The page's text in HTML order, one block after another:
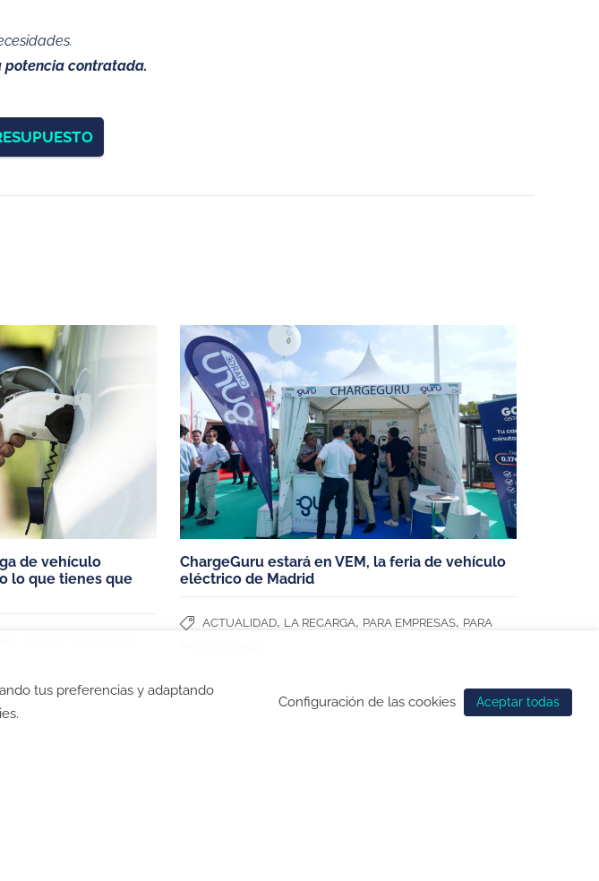
potencia contratada.
de vehículo
lo que tienes que
ChargeGuru estará en VEM, la feria de vehículo
eléctrico de Madrid
ACTUALIDAD, LA RECARGA, PARA EMPRESAS, PARA
mi punto de
Coches eléctricos
Tesla Model 3
Tesla model Y
Dacia Spring
tus preferencias y adaptando
Configuración de las cookies Aceptar todas